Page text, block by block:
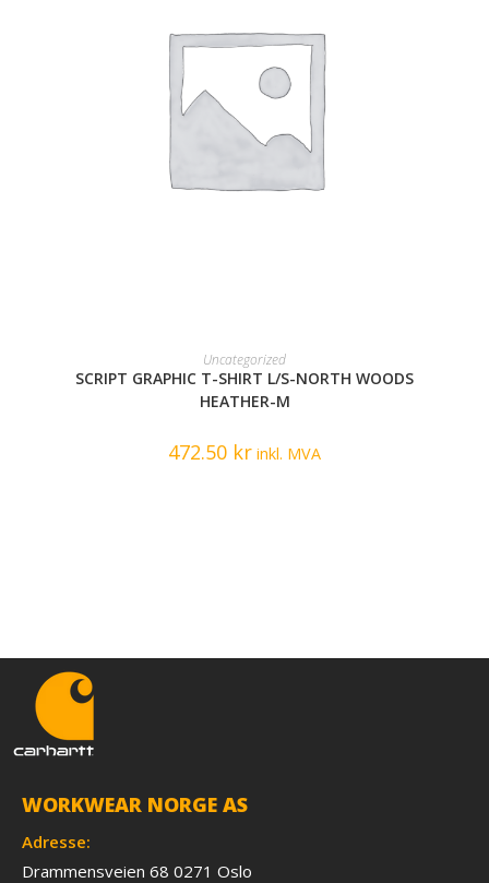
READ MORE
Uncategorized
SCRIPT GRAPHIC T-SHIRT L/S-NORTH WOODS
HEATHER-M
472.50 kr inkl. MVA
WORKWEAR NORGE AS
Adresse:
Drammensveien 68 0271 Oslo